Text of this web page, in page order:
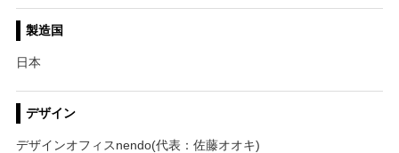
製造国
日本
デザイン
デザインオフィスnendo(代表：佐藤オオキ)